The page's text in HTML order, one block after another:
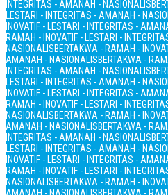
INTEGRITAS - AMANAH - NASIONALIS
LESTARI - INTEGRITAS - AMANAH -
INOVATIF - LESTARI - INTEGRITAS -
RAMAH - INOVATIF - LESTARI -
NASIONALISBERTAKWA - RAMAH -
AMANAH - NASIONALISBERTAKWA -
INTEGRITAS - AMANAH - NASIONALIS
LESTARI - INTEGRITAS - AMANAH -
INOVATIF - LESTARI - INTEGRITAS -
RAMAH - INOVATIF - LESTARI -
NASIONALISBERTAKWA - RAMAH -
AMANAH - NASIONALISBERTAKWA -
INTEGRITAS - AMANAH - NASIONALIS
LESTARI - INTEGRITAS - AMANAH -
INOVATIF - LESTARI - INTEGRITAS -
RAMAH - INOVATIF - LESTARI -
NASIONALISBERTAKWA - RAMAH -